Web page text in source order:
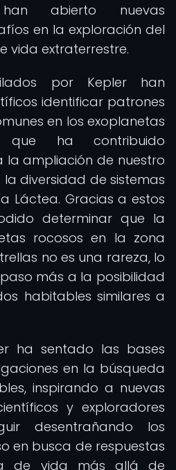
han abierto nuevas
en la exploración del
vida extraterrestre.
por Kepler han
identificar patrones
en los exoplanetas
que ha contribuido
la ampliación de nuestro
diversidad de sistemas
Láctea. Gracias a estos
determinar que la
rocosos en la zona
no es una rareza, lo
más a la posibilidad
habitables similares a
ha sentado las bases
en la búsqueda
inspirando a nuevas
y exploradores
desentrañando los
en busca de respuestas
de vida más allá de